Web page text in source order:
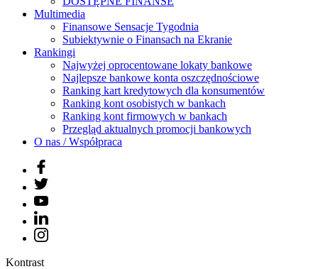
Multimedia
Finansowe Sensacje Tygodnia
Subiektywnie o Finansach na Ekranie
Rankingi
Najwyżej oprocentowane lokaty bankowe
Najlepsze bankowe konta oszczędnościowe
Ranking kart kredytowych dla konsumentów
Ranking kont osobistych w bankach
Ranking kont firmowych w bankach
Przegląd aktualnych promocji bankowych
O nas / Współpraca
Kontrast